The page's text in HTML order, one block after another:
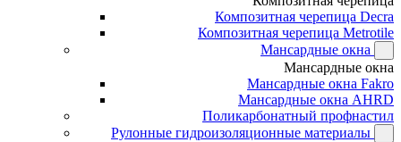
Композитная черепица Decra
Композитная черепица Metrotile
Мансардные окна
Мансардные окна
Мансардные окна Fakro
Мансардные окна AHRD
Поликарбонатный профнастил
Рулонные гидроизоляционные материалы